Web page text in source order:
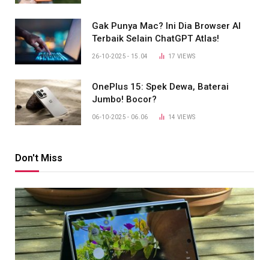
Gak Punya Mac? Ini Dia Browser AI
Terbaik Selain ChatGPT Atlas!
26-10-2025 - 15.04 17 VIEWS
OnePlus 15: Spek Dewa, Baterai
Jumbo! Bocor?
06-10-2025 - 06.06 14 VIEWS
Don't Miss